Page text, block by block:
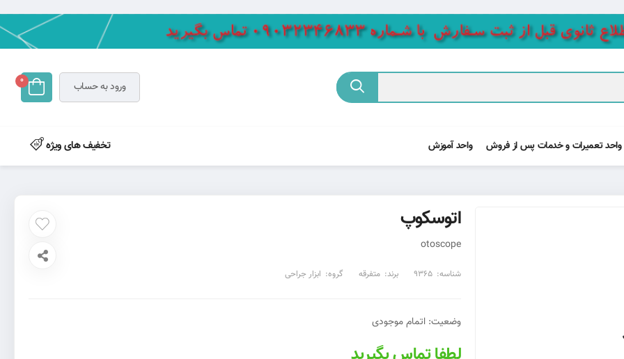
ورود به حساب 0
واحد تعمیرات و خدمات پس از فروش واحد آموزش تخفیف های ویژه
اتوسکوپ
otoscope
شناسه: 9365 برند: متفرقه گروه: ابزار جراحی
وضعیت: اتمام موجودی